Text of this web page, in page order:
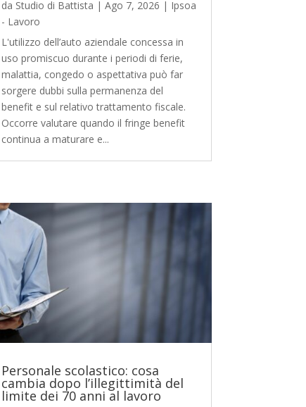
da Studio di Battista | Ago 7, 2026 | Ipsoa
- Lavoro
L'utilizzo dell’auto aziendale concessa in
uso promiscuo durante i periodi di ferie,
malattia, congedo o aspettativa può far
sorgere dubbi sulla permanenza del
benefit e sul relativo trattamento fiscale.
Occorre valutare quando il fringe benefit
continua a maturare e...
Personale scolastico: cosa
cambia dopo l’illegittimità del
limite dei 70 anni al lavoro